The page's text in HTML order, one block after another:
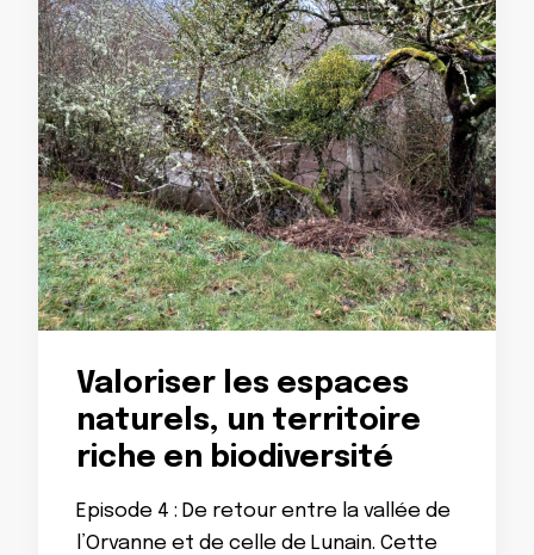
Valoriser les espaces
naturels, un territoire
riche en biodiversité
Episode 4 : De retour entre la vallée de
l’Orvanne et de celle de Lunain. Cette